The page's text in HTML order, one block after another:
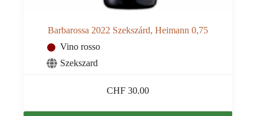
Barbarossa 2022 Szekszárd, Heimann 0,75
Vino rosso
Szekszard
CHF 30.00